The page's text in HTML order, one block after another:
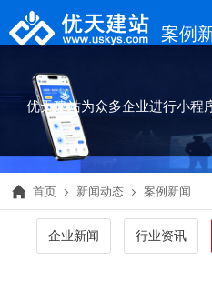
案例
优天建站为众多企业进行小程
首页 新闻动态 案例新闻
企业新闻 行业资讯